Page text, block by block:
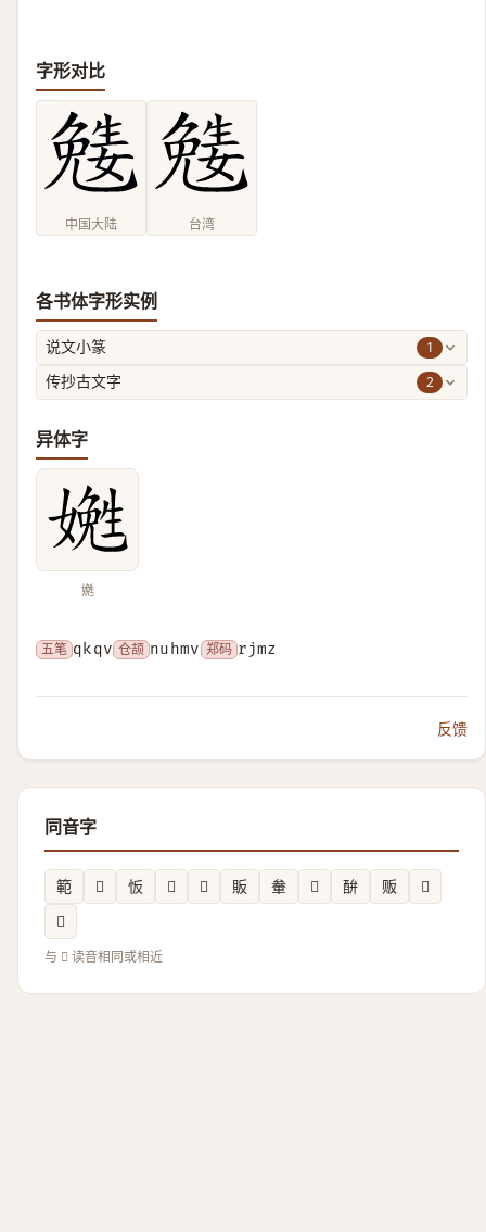
字形对比
中国大陆 台湾
各书体字形实例
说文小篆 1
传抄古文字 2
异体字
嬎
五笔 qkqv 仓颉 nuhmv 郑码 rjmz
反馈
同音字
範 𪾑 㤆 𡗹 𩨩 販 軬 𤭍 䣲 贩
𡎊
𨠒
与 𡢎 读音相同或相近